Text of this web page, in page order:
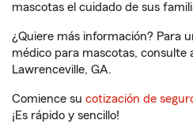
mascotas el cuidado de sus
¿Quiere más información? Para
médico para mascotas, consulte
Lawrenceville, GA.
Comience su cotización de
¡Es rápido y sencillo!